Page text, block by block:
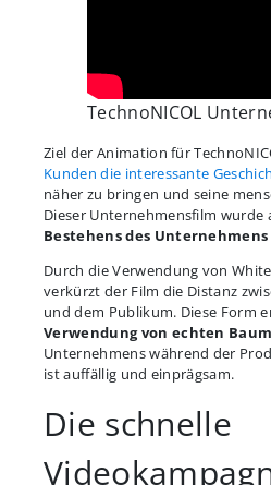
TechnoNICOL
Ziel der Animation für
Kunden die interessante
näher zu bringen und seine
Dieser Unternehmensfilm wurde
Bestehens des
Durch die Verwendung von
verkürzt der Film die Distanz
und dem Publikum. Diese Form
Verwendung von echten
Unternehmens während der
ist auffällig und einprägsam.
Die schnelle